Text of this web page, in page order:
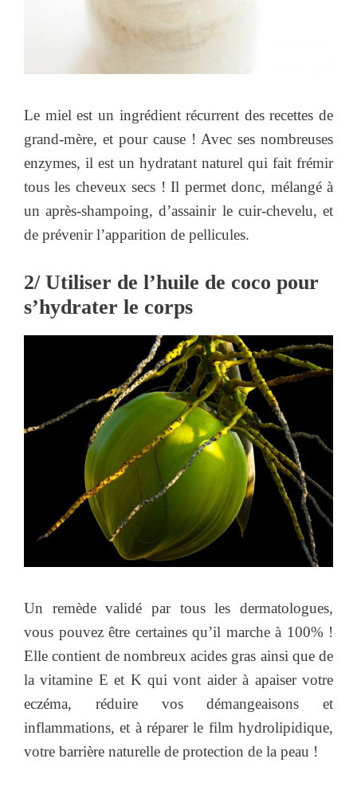
Le miel est un ingrédient récurrent des recettes de
grand-mère, et pour cause ! Avec ses nombreuses
enzymes, il est un hydratant naturel qui fait frémir
tous les cheveux secs ! Il permet donc, mélangé à
un après-shampoing, d’assainir le cuir-chevelu, et
de prévenir l’apparition de pellicules.
2/ Utiliser de l’huile de coco pour
s’hydrater le corps
Un remède validé par tous les dermatologues,
vous pouvez être certaines qu’il marche à 100% !
Elle contient de nombreux acides gras ainsi que de
la vitamine E et K qui vont aider à apaiser votre
eczéma, réduire vos démangeaisons et
inflammations, et à réparer le film hydrolipidique,
votre barrière naturelle de protection de la peau !